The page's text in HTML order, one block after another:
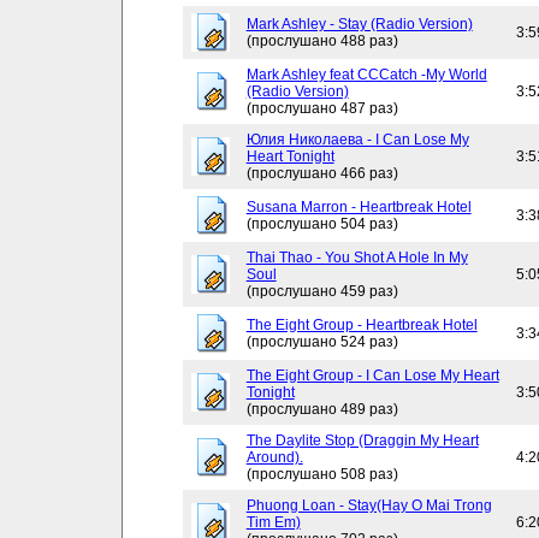
Mark Ashley - Stay (Radio Version)
(прослушано 488 раз)
Mark Ashley feat CCCatch -My World
(Radio Version)
(прослушано 487 раз)
Юлия Николаева - I Can Lose My
Heart Tonight
(прослушано 466 раз)
Susana Marron - Heartbreak Hotel
(прослушано 504 раз)
Thai Thao - You Shot A Hole In My
Soul
(прослушано 459 раз)
The Eight Group - Heartbreak Hotel
(прослушано 524 раз)
The Eight Group - I Can Lose My Heart
Tonight
(прослушано 489 раз)
The Daylite Stop (Draggin My Heart
Around).
(прослушано 508 раз)
Phuong Loan - Stay(Hay O Mai Trong
Tim Em)